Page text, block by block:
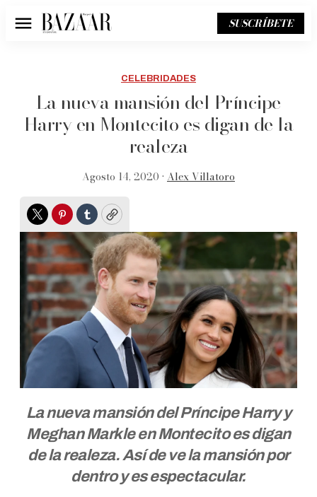
Menú SUSCRÍBETE
CELEBRIDADES
La nueva mansión del Príncipe
Harry en Montecito es digan de la
realeza
Agosto 14, 2020 • Alex Villatoro
TwitterPinterest
TumblrCopy
La nueva mansión del Príncipe Harry y
Meghan Markle en Montecito es digan
de la realeza. Así de ve la mansión por
dentro y es espectacular.